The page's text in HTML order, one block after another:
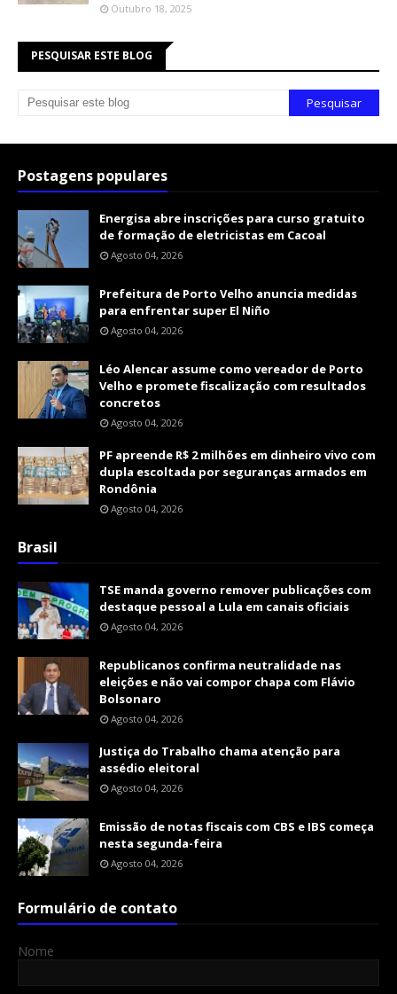
Outubro 18, 2025
PESQUISAR ESTE BLOG
Postagens populares
Energisa abre inscrições para curso gratuito
de formação de eletricistas em Cacoal
Agosto 04, 2026
Prefeitura de Porto Velho anuncia medidas
para enfrentar super El Niño
Agosto 04, 2026
Léo Alencar assume como vereador de Porto
Velho e promete fiscalização com resultados
concretos
Agosto 04, 2026
PF apreende R$ 2 milhões em dinheiro vivo com
dupla escoltada por seguranças armados em
Rondônia
Agosto 04, 2026
Brasil
TSE manda governo remover publicações com
destaque pessoal a Lula em canais oficiais
Agosto 04, 2026
Republicanos confirma neutralidade nas
eleições e não vai compor chapa com Flávio
Bolsonaro
Agosto 04, 2026
Justiça do Trabalho chama atenção para
assédio eleitoral
Agosto 04, 2026
Emissão de notas fiscais com CBS e IBS começa
nesta segunda-feira
Agosto 04, 2026
Formulário de contato
Nome